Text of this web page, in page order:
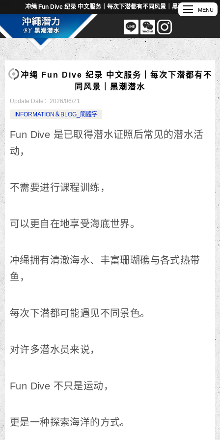
冲绳 Fun Dive 纪录 中文服务｜每次下潜都有不同风景｜黑潮潜水
冲绳 Fun Dive 纪录 中文服务｜每次下潜都有不
同风景｜黑潮潜水
Update Date： 2026/06/21
INFORMATION＆BLOG_簡體字
Fun Dive 是已取得潜水证照后常见的潜水活
动，
不需要进行课程训练，
可以更自在地享受海底世界。
冲绳拥有清澈海水、丰富珊瑚礁与各式热带
鱼，
每次下潜都可能遇见不同景色。
对许多潜水员来说，
Fun Dive 不只是运动，
更是一种探索海洋的方式。